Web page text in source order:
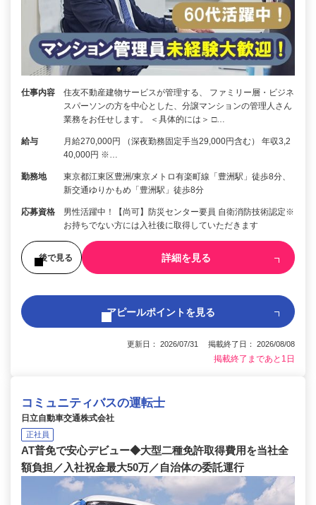
仕事内容
住友不動産建物サービスが管理する、 ファミリー層・ビジネ
スパーソンの方を中心とした、分譲マンションの管理人さん
業務をお任せします。 ＜具体的には＞ □…
給与
月給270,000円 （深夜勤務固定手当29,000円含む） 年収3,2
40,000円 ※…
勤務地
東京都江東区豊洲/東京メトロ有楽町線「豊洲駅」徒歩8分、
新交通ゆりかもめ「豊洲駅」徒歩8分
応募資格
男性活躍中！【尚可】防災センター要員 自衛消防技術認定※
お持ちでない方には入社後に取得していただきます
後で見る 詳細を見る
アピールポイントを見る
更新日： 2026/07/31 掲載終了日： 2026/08/08
掲載終了まであと1日
コミュニティバスの運転士
日立自動車交通株式会社
正社員
AT普免で安心デビュー◆大型二種免許取得費用を当社全
額負担／入社祝金最大50万／自治体の委託運行